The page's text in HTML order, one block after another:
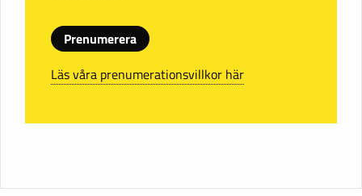
Prenumerera
Läs våra prenumerationsvillkor här